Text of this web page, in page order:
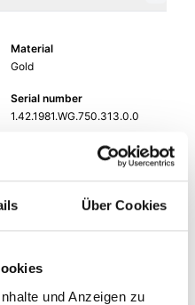
Über Cookies
und Anzeigen zu
Material
Gold
Serial number
1.42.1981.WG.750.313.0.0
Colored stone
Size